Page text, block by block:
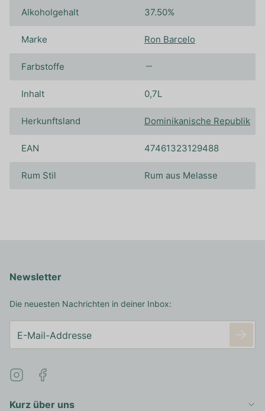
Alkoholgehalt 37.50%
Marke Ron Barcelo
Farbstoffe
Inhalt 0,7L
Herkunftsland Dominikanische Republik
EAN 47461323129488
Rum Stil Rum aus Melasse
Kurz über uns
Newsletter
Die neuesten Nachrichten in deiner Inbox: